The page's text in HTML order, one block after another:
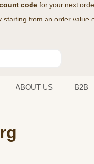
codefor your next
starting from an order value
ABOUT US B2B